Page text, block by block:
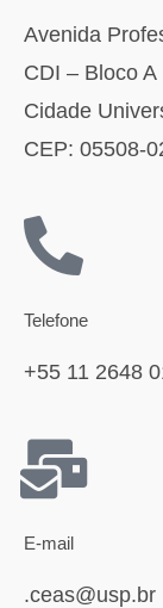
Avenida
CDI – Bloco A
Cidade
CEP: 05508-
Telefone
+55 11 2648
E-mail
.ceas@usp.br